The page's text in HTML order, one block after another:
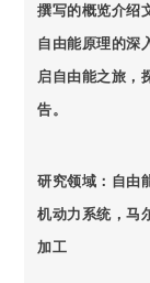
撰写的概览介绍
自由能原理的深
启自由能之旅，
告。
研究领域：自由
机动力系统，马
加工